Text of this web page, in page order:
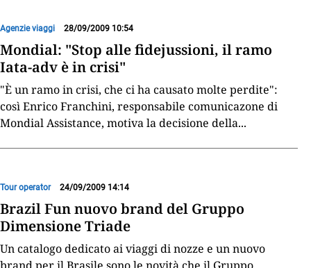
Agenzie viaggi 28/09/2009 10:54
Mondial: "Stop alle fidejussioni, il ramo
Iata-adv è in crisi"
"È un ramo in crisi, che ci ha causato molte perdite":
così Enrico Franchini, responsabile comunicazone di
Mondial Assistance, motiva la decisione della...
Tour operator 24/09/2009 14:14
Brazil Fun nuovo brand del Gruppo
Dimensione Triade
Un catalogo dedicato ai viaggi di nozze e un nuovo